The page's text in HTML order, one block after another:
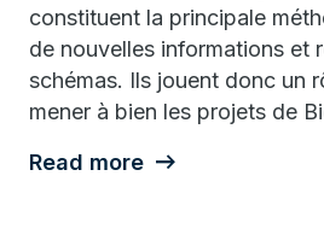
constituent la principale
de nouvelles informations et
schémas. Ils jouent donc un
mener à bien les projets de
Read more